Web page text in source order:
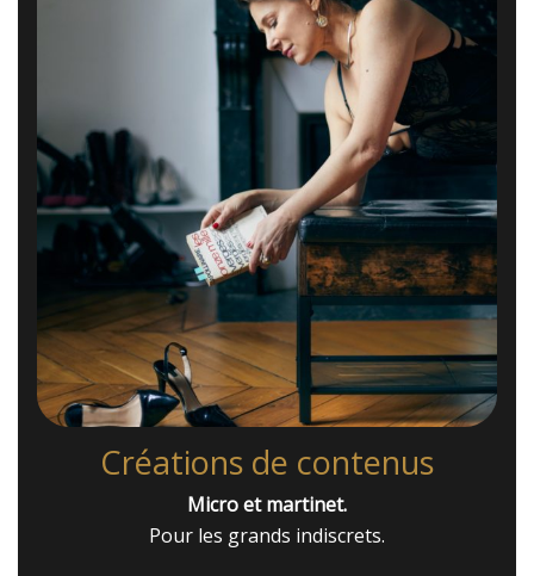
Créations de contenus
Micro et martinet.
Pour les grands indiscrets.